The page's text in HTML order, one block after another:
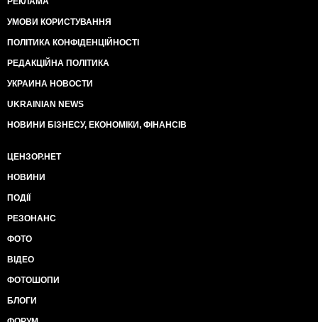
УМОВИ КОРИСТУВАННЯ
ПОЛІТИКА КОНФІДЕНЦІЙНОСТІ
РЕДАКЦІЙНА ПОЛІТИКА
УКРАИНА НОВОСТИ
UKRAINIAN NEWS
НОВИНИ БІЗНЕСУ, ЕКОНОМІКИ, ФІНАНСІВ
ЦЕНЗОР.НЕТ
НОВИНИ
ПОДІЇ
РЕЗОНАНС
ФОТО
ВІДЕО
ФОТОШОПИ
БЛОГИ